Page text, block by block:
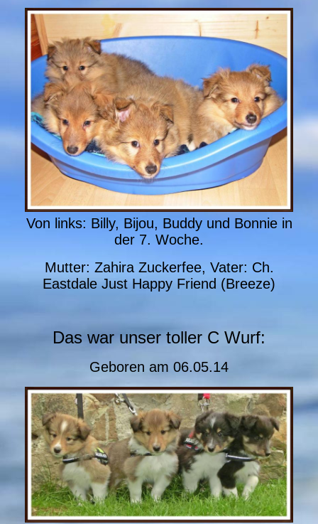
Von links: Billy, Bijou, Buddy und Bonnie in
der 7. Woche.
Mutter: Zahira Zuckerfee, Vater: Ch.
Eastdale Just Happy Friend (Breeze)
Das war unser toller C Wurf:
Geboren am 06.05.14